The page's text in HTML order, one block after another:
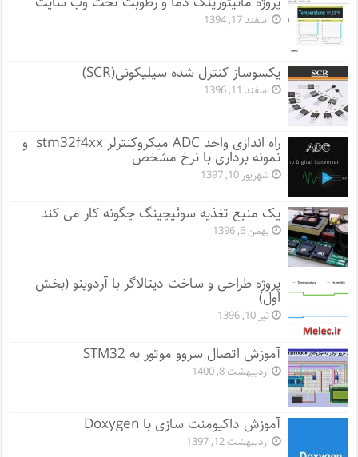
اسفند 17, 1394
یکسوساز کنترل شده سیلیکونی(SCR)
اسفند 11, 1396
راه اندازی واحد ADC میکروکنترلر stm32f4xx و
نمونه برداری با نرخ مشخص
شهریور 10, 1397
یک منبع تغذیه سوئیچینگ چگونه کار می کند
بهمن 6, 1396
پروژه طراحی و ساخت دیتالاگر با آردوینو (بخش
اول)
تیر 10, 1396
آموزش اتصال سروو موتور به STM32
اردیبهشت 8, 1400
آموزش داکیومنت سازی با Doxygen
اردیبهشت 12, 1397